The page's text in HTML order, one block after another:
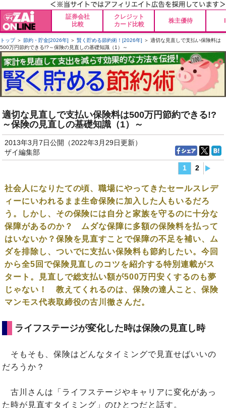
証券会社
比較
クレジット
カード比較
株主優待
トップ＞ 節約・貯金[2026年] ＞ 賢く貯める節約術！[2026年] ＞ 適切な見直しで支払い保険料は
500万円節約できる!?～保険の見直しの基礎知識（1）～
適切な見直しで支払い保険料は500万円節約できる!?
～保険の見直しの基礎知識（1）～
2013年3月7日公開（2022年3月29日更新）
ザイ編集部
1
2
社会人になりたての頃、職場にやってきたセールスレデ
ィーにいわれるまま生命保険に加入した人もいるだろ
う。しかし、その保険には自分と家族を守るのに十分な
保障があるのか？ ムダな保障に多額の保険料を払って
はいないか？保険を見直すことで保障の不足を補い、ム
ダを排除し、ついでに支払い保険料も節約したい。今回
から全5回で保険見直しのコツを紹介する特別連載がス
タート。見直しで総支払い額が500万円安くするのも夢
じゃない！ 教えてくれるのは、保険の達人こと、保険
マンモス代表取締役の古川徹さんだ。
ライフステージが変化した時は保険の見直し時
そもそも、保険はどんなタイミングで見直せばいいの
だろうか？
古川さんは「ライフステージやキャリアに変化があっ
た時が見直すタイミング」のひとつだと話す。